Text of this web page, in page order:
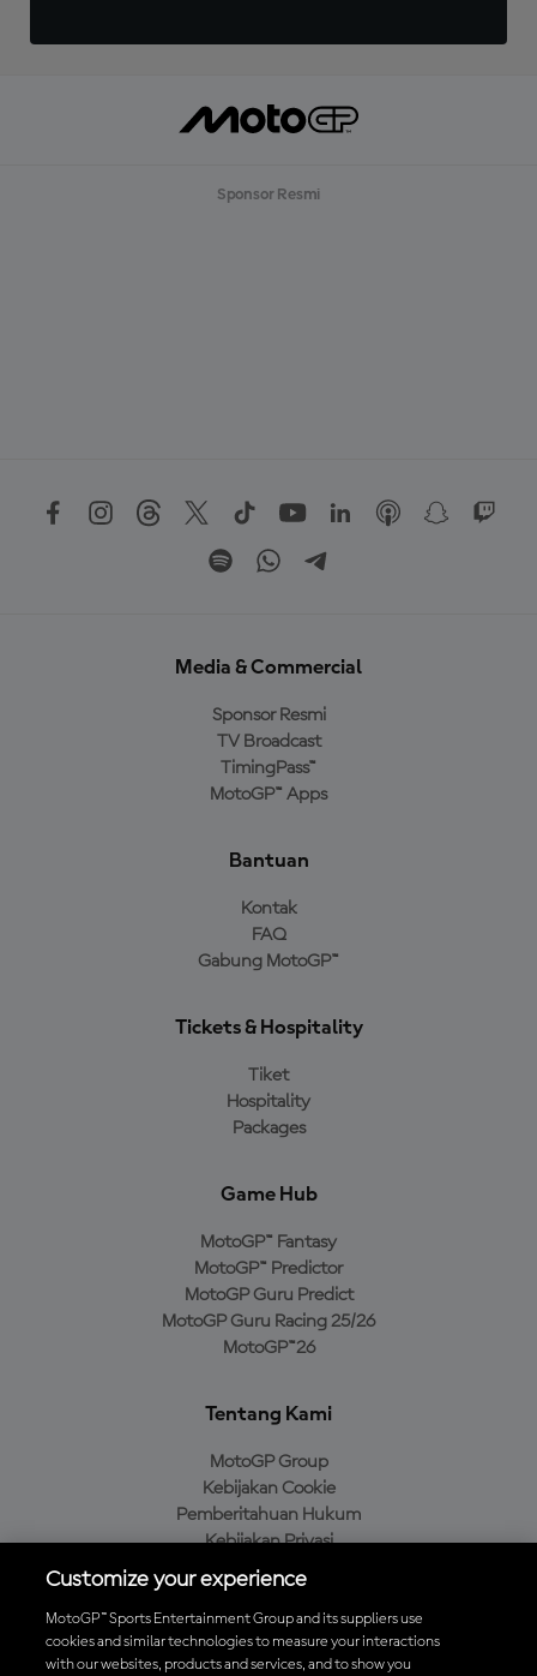
Sponsor Resmi
Media & Commercial
Sponsor Resmi
TV Broadcast
TimingPass™
MotoGP™ Apps
Bantuan
Kontak
FAQ
Gabung MotoGP™
Tickets & Hospitality
Tiket
Hospitality
Packages
Game Hub
MotoGP™ Fantasy
MotoGP™ Predictor
MotoGP Guru Predict
MotoGP Guru Racing 25/26
MotoGP™26
Tentang Kami
MotoGP Group
Kebijakan Cookie
Pemberitahuan Hukum
Kebijakan Privasi
Kebijakan Pembelian
Unduh Aplikasi Resmi MotoGP™
Customize your experience
MotoGP™ Sports Entertainment Group and its suppliers use
cookies and similar technologies to measure your interactions
with our websites, products and services, and to show you